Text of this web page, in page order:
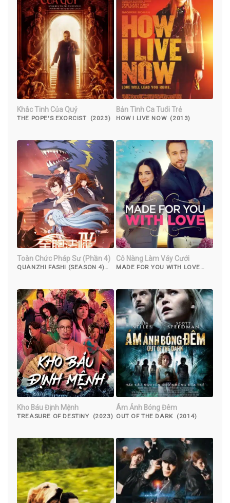
Khắc Tinh Của Quỷ
THE POPE'S EXORCIST (2023)
Bản Tình Ca Tuổi Trẻ
HOW I LIVE NOW (2013)
Toàn Chức Pháp Sư (Phần 4)
QUANZHI FASHI (SEASON 4)
Cô Nàng Làm Váy Cưới
MADE FOR YOU WITH LOVE
Kho Báu Định Mệnh
TREASURE OF DESTINY (2023)
Ám Ảnh Bóng Đêm
OUT OF THE DARK (2014)